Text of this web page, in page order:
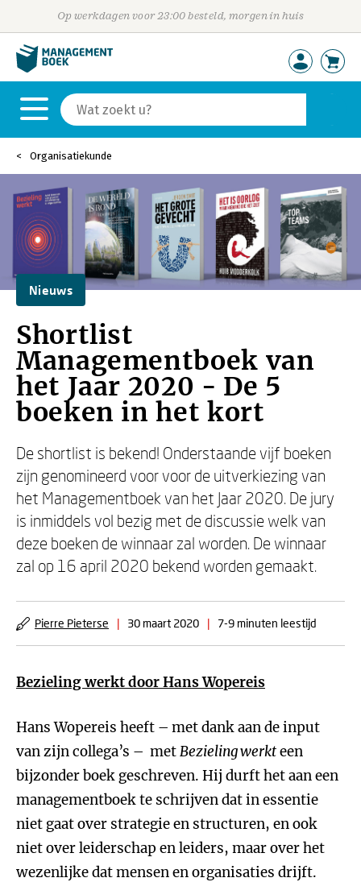
Op werkdagen voor 23:00 besteld, morgen in huis
Organisatiekunde
Nieuws
Shortlist
Managementboek van
het Jaar 2020 - De 5
boeken in het kort
De shortlist is bekend! Onderstaande vijf boeken
zijn genomineerd voor voor de uitverkiezing van
het Managementboek van het Jaar 2020. De jury
is inmiddels vol bezig met de discussie welk van
deze boeken de winnaar zal worden. De winnaar
zal op 16 april 2020 bekend worden gemaakt.
Pierre Pieterse | 30 maart 2020 | 7-9 minuten leestijd
Bezieling werkt doorHans Wopereis
Hans Wopereis heeft – met dank aan de input
van zijn collega’s – metBezieling werkteen
bijzonder boek geschreven. Hij durft het aan een
managementboek te schrijven dat in essentie
niet gaat over strategie en structuren, en ook
niet over leiderschap en leiders, maar over het
wezenlijke dat mensen en organisaties drijft.